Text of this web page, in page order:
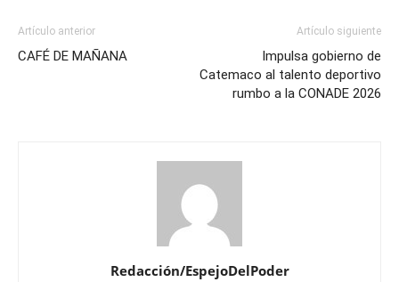
Artículo anterior
CAFÉ DE MAÑANA
Artículo siguiente
Impulsa gobierno de
Catemaco al talento deportivo
rumbo a la CONADE 2026
Redacción/EspejoDelPoder